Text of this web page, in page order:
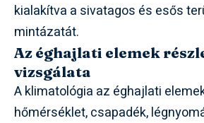
kialakítva a sivatagos és esős
mintázatát.
Az éghajlati elemek
vizsgálata
A klimatológia az éghajlati
hőmérséklet, csapadék,